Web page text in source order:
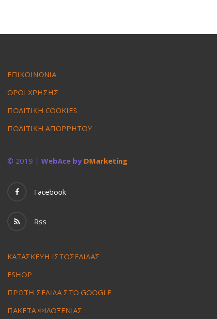
ΕΠΙΚΟΙΝΩΝΙΑ
ΟΡΟΙ ΧΡΗΣΗΣ
ΠΟΛΙΤΙΚΗ COOKIES
ΠΟΛΙΤΙΚΗ ΑΠΟΡΡΗΤΟΥ
© 2019 | WebAce by DMarketing
Facebook
Rss
ΚΑΤΑΣΚΕΥΗ ΙΣΤΟΣΕΛΙΔΑΣ
ESHOP
ΠΡΩΤΗ ΣΕΛΙΔΑ ΣΤΟ GOOGLE
ΠΑΚΕΤΑ ΦΙΛΟΞΕΝΙΑΣ